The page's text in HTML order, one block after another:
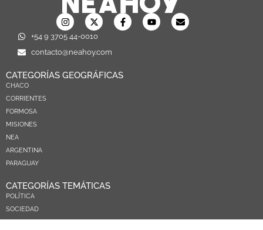
+54 9 3705 44-0010
contacto@neahoy.com
CATEGORÍAS GEOGRÁFICAS
CHACO
CORRIENTES
FORMOSA
MISIONES
NEA
ARGENTINA
PARAGUAY
CATEGORÍAS TEMÁTICAS
POLÍTICA
SOCIEDAD